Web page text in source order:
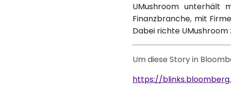
UMushroom unterhält
Finanzbranche, mit
Dabei richte
Um diese Story in
https://